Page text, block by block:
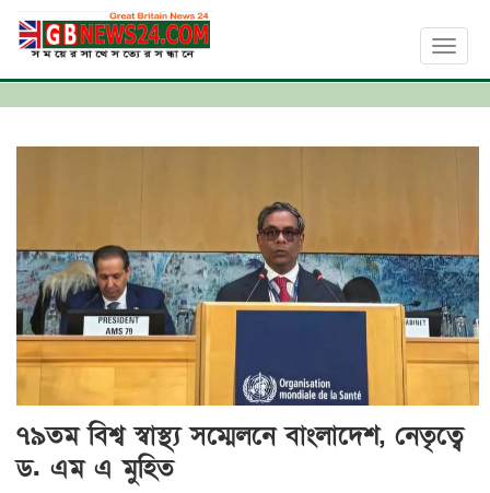
Toggle
৭৯তম বিশ্ব স্বাস্থ্য সম্মেলনে বাংলাদেশ, নেতৃত্বে
ড. এম এ মুহিত